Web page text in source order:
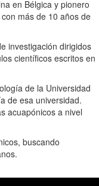
en Bélgica y pionero
más de 10 años de
investigación dirigidos
científicos escritos en
de la Universidad
de esa universidad.
acuapónicos a nivel
buscando